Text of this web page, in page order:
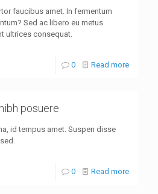
faucibus amet. In fermentum
Sed ac libero eu metus
ultrices consequat.
0 Read more
posuere
id tempus amet. Suspen disse
0 Read more